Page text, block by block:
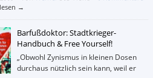
so genau allerdings auch wieder nicht.
Guantánamo angelockt worden sind?
→
Barfußdoktor: Stadtkrieger-
Handbuch & Free Yourself!
„Obwohl Zynismus in kleinen Dosen
durchaus nützlich sein kann, weil er